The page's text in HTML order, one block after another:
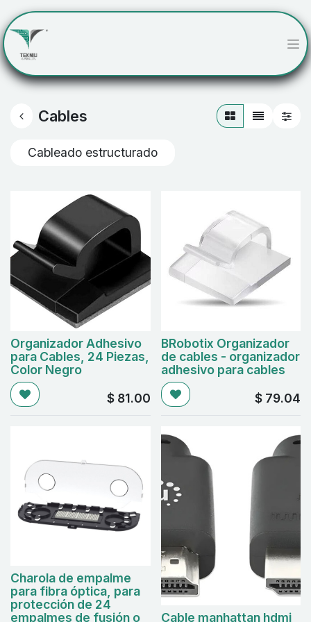
Cables
Cableado estructurado
Organizador Adhesivo
para Cables, 24 Piezas,
Color Negro
$ 81.00
BRobotix Organizador
de cables - organizador
adhesivo para cables
$ 79.04
Charola de empalme
para fibra óptica, para
protección de 24
empalmes de fusión o
Cable manhattan hdmi